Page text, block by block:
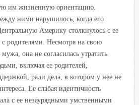
им жизненную ориентацию.
ними нарушилось, когда его
Америку столкнулось с ее
с родителями. Несмотря на свою
она не согласилась утратить
включая ее родителей,
ради дела, в котором у нее не
Ее слабая идентичность
с ее незаурядными умственными